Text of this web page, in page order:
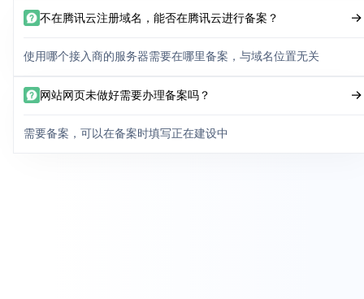
不在腾讯云注册域名，能否在腾讯云进行备案？
使用哪个接入商的服务器需要在哪里备案，与域名位置无关
网站网页未做好需要办理备案吗？
需要备案，可以在备案时填写正在建设中